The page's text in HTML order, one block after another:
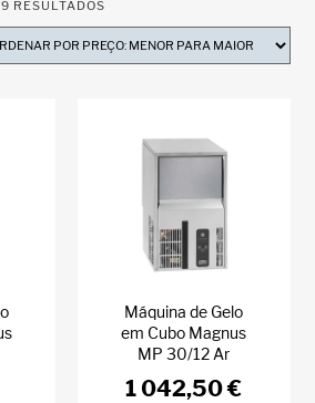
RESULTADOS
Máquina de Gelo
em Cubo Magnus
MP 30/12 Ar
1 042,50€